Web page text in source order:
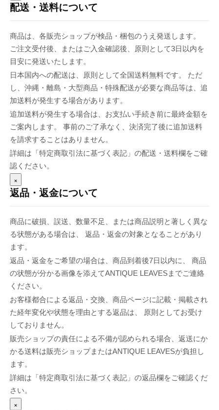
配送・送料について
商品は、各販売ショップが検品・梱包のうえ発送します。
ご注文受付後、またはご入金確認後、原則として3日以内を
目安に発送いたします。
日本国内への配送は、原則として全国送料無料です。 ただ
し、沖縄・離島・大型商品・特殊配送が必要な商品等は、追
加送料が発生する場合があります。
追加送料が発生する場合は、お支払い手続き前に最終金額を
ご案内します。 事前のご了承なく、決済完了後に追加送料
を請求することはありません。
詳細は「特定商取引法に基づく表記」の配送・送料欄をご確
認ください。
×
返品・返金について
商品に破損、誤送、数量不足、または商品説明と著しく異な
る状態がある場合は、 返品・返金の対象となることがあり
ます。
返品・返金をご希望の場合は、商品到着後7日以内に、 商品
の状態が分かる画像を添えてANTIQUE LEAVESまでご連絡
ください。
お客様都合による返品・交換、商品ページに記載・掲載され
た経年変化や状態を理由とする返品は、 原則としてお受け
しておりません。
販売ショップの責任による不備が認められる場合、返送にか
かる送料は販売ショップまたはANTIQUE LEAVESが負担し
ます。
詳細は「特定商取引法に基づく表記」の返品欄をご確認くだ
さい。
×